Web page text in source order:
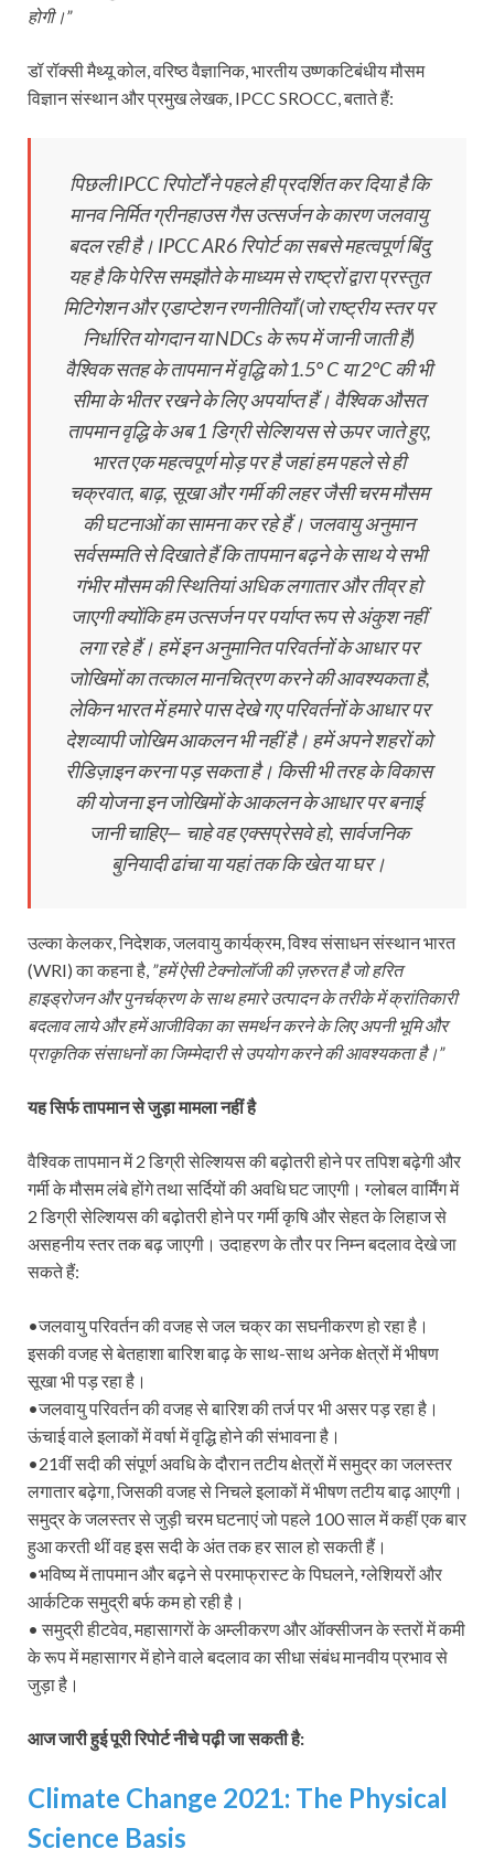
होगी।”
डॉ रॉक्सी मैथ्यू कोल, वरिष्ठ वैज्ञानिक, भारतीय उष्णकटिबंधीय मौसम
विज्ञान संस्थान और प्रमुख लेखक, IPCC SROCC, बताते हैं:
पिछली IPCC रिपोर्टों ने पहले ही प्रदर्शित कर दिया है कि
मानव निर्मित ग्रीनहाउस गैस उत्सर्जन के कारण जलवायु
बदल रही है। IPCC AR6 रिपोर्ट का सबसे महत्वपूर्ण बिंदु
यह है कि पेरिस समझौते के माध्यम से राष्ट्रों द्वारा प्रस्तुत
मिटिगेशन और एडाप्टेशन रणनीतियाँ (जो राष्ट्रीय स्तर पर
निर्धारित योगदान या NDCs के रूप में जानी जाती हैं)
वैश्विक सतह के तापमान में वृद्धि को 1.5° C या 2°C की भी
सीमा के भीतर रखने के लिए अपर्याप्त हैं। वैश्विक औसत
तापमान वृद्धि के अब 1 डिग्री सेल्शियस से ऊपर जाते हुए,
भारत एक महत्वपूर्ण मोड़ पर है जहां हम पहले से ही
चक्रवात, बाढ़, सूखा और गर्मी की लहर जैसी चरम मौसम
की घटनाओं का सामना कर रहे हैं। जलवायु अनुमान
सर्वसम्मति से दिखाते हैं कि तापमान बढ़ने के साथ ये सभी
गंभीर मौसम की स्थितियां अधिक लगातार और तीव्र हो
जाएगी क्योंकि हम उत्सर्जन पर पर्याप्त रूप से अंकुश नहीं
लगा रहे हैं। हमें इन अनुमानित परिवर्तनों के आधार पर
जोखिमों का तत्काल मानचित्रण करने की आवश्यकता है,
लेकिन भारत में हमारे पास देखे गए परिवर्तनों के आधार पर
देशव्यापी जोखिम आकलन भी नहीं है। हमें अपने शहरों को
रीडिज़ाइन करना पड़ सकता है। किसी भी तरह के विकास
की योजना इन जोखिमों के आकलन के आधार पर बनाई
जानी चाहिए— चाहे वह एक्सप्रेसवे हो, सार्वजनिक
बुनियादी ढांचा या यहां तक कि खेत या घर।
उल्का केलकर, निदेशक, जलवायु कार्यक्रम, विश्व संसाधन संस्थान भारत
(WRI) का कहना है, ”हमें ऐसी टेक्नोलॉजी की ज़रुरत है जो हरित
हाइड्रोजन और पुनर्चक्रण के साथ हमारे उत्पादन के तरीके में क्रांतिकारी
बदलाव लाये और हमें आजीविका का समर्थन करने के लिए अपनी भूमि और
प्राकृतिक संसाधनों का जिम्मेदारी से उपयोग करने की आवश्यकता है।”
यह सिर्फ तापमान से जुड़ा मामला नहीं है
वैश्विक तापमान में 2 डिग्री सेल्शियस की बढ़ोतरी होने पर तपिश बढ़ेगी और
गर्मी के मौसम लंबे होंगे तथा सर्दियों की अवधि घट जाएगी। ग्लोबल वार्मिंग में
2 डिग्री सेल्शियस की बढ़ोतरी होने पर गर्मी कृषि और सेहत के लिहाज से
असहनीय स्तर तक बढ़ जाएगी। उदाहरण के तौर पर निम्‍न बदलाव देखे जा
सकते हैं:
•जलवायु परिवर्तन की वजह से जल चक्र का सघनीकरण हो रहा है।
इसकी वजह से बेतहाशा बारिश बाढ़ के साथ-साथ अनेक क्षेत्रों में भीषण
सूखा भी पड़ रहा है।
•जलवायु परिवर्तन की वजह से बारिश की तर्ज पर भी असर पड़ रहा है।
ऊंचाई वाले इलाकों में वर्षा में वृद्धि होने की संभावना है।
•21वीं सदी की संपूर्ण अवधि के दौरान तटीय क्षेत्रों में समुद्र का जलस्तर
लगातार बढ़ेगा, जिसकी वजह से निचले इलाकों में भीषण तटीय बाढ़ आएगी।
समुद्र के जलस्तर से जुड़ी चरम घटनाएं जो पहले 100 साल में कहीं एक बार
हुआ करती थीं वह इस सदी के अंत तक हर साल हो सकती हैं।
•भविष्य में तापमान और बढ़ने से परमाफ्रास्ट के पिघलने, ग्लेशियरों और
आर्कटिक समुद्री बर्फ कम हो रही है।
• समुद्री हीटवेव, महासागरों के अम्लीकरण और ऑक्सीजन के स्तरों में कमी
के रूप में महासागर में होने वाले बदलाव का सीधा संबंध मानवीय प्रभाव से
जुड़ा है।
आज जारी हुई पूरी रिपोर्ट नीचे पढ़ी जा सकती है:
Climate Change 2021: The Physical
Science Basis